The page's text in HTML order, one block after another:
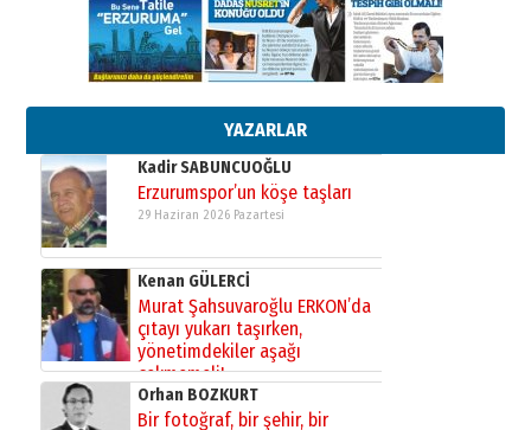
YAZARLAR
13 Mayıs 2026 Çarşamba
Esat BİNDESEN
Başkan Sekmen’den Erzurum’a
02 Ağustos 2026 Pazar
Kadir SABUNCUOĞLU
Erzurumspor’un köşe taşları
29 Haziran 2026 Pazartesi
Kenan GÜLERCİ
Murat Şahsuvaroğlu ERKON’da
çıtayı yukarı taşırken,
yönetimdekiler aşağı
çekmemeli!
17 Şubat 2026 SalıOrhan BOZKURT
Bir fotoğraf, bir şehir, bir